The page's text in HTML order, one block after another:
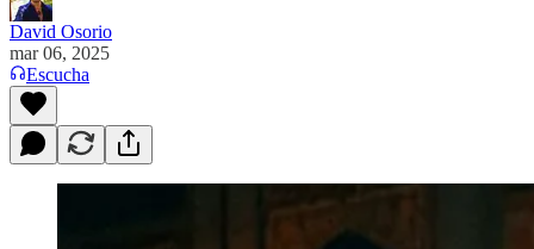
David Osorio
mar 06, 2025
Escucha